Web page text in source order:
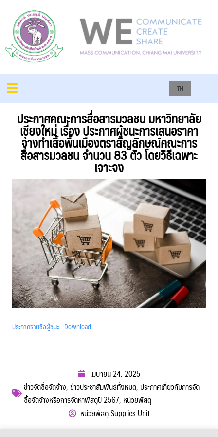
TH
ประกาศคณะการสื่อสารมวลชน มหาวิทยาลัย
เชียงใหม่ เรื่อง ประกาศผู้ชนะการเสนอราคา
จ้างทำเสื้อพื้นเมืองตราสัญลักษณ์คณะการ
สื่อสารมวลชน จำนวน 83 ตัว โดยวิธีเฉพาะ
เจาะจง
ประกาศรายชื่อผู้ชนะ Download
เมษายน 24, 2025
ข่าวจัดซื้อจัดจ้าง,ข่าวประชาสัมพันธ์ทั้งหมด, ประกาศเกี่ยวกับการจัด
ซื้อจัดจ้างหรือการจัดหาพัสดุปี 2567, หน่วยพัสดุ
หน่วยพัสดุ Supplies Unit